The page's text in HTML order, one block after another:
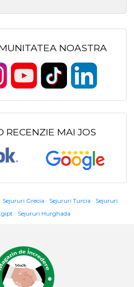
NOASTRA
RECENZIE MAI JOS
Sejururi Grecia Sejururi Turcia
Sejururi
Sejururi Hurghada